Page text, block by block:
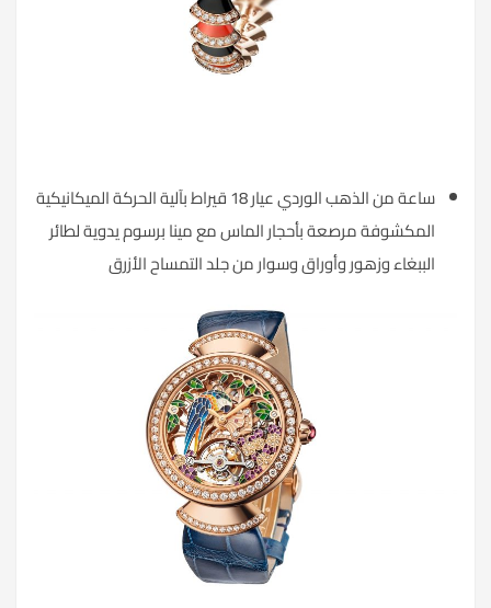
ساعة من الذهب الوردي عيار 18 قيراط بآلية الحركة الميكانيكية
المكشوفة مرصعة بأحجار الماس مع مينا برسوم يدوية لطائر
الببغاء وزهور وأوراق وسوار من جلد التمساح الأزرق